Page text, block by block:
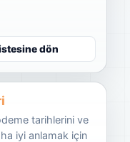
dön
tarihlerini ve
iyi anlamak için